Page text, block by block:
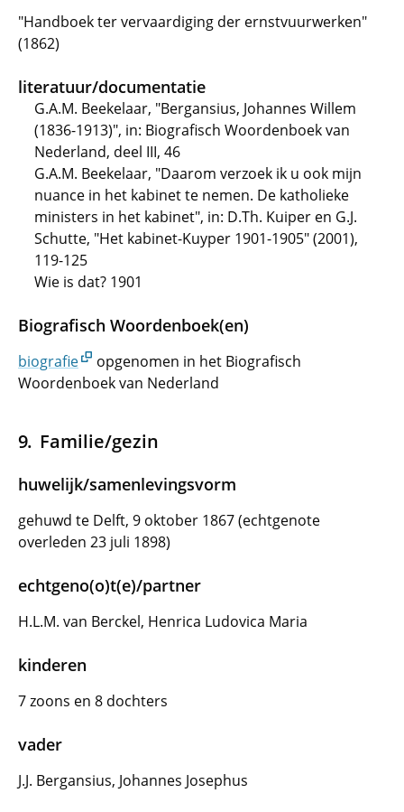
"Handboek ter vervaardiging der ernstvuurwerken"
(1862)
literatuur/documentatie
G.A.M. Beekelaar, "Bergansius, Johannes Willem
(1836-1913)", in: Biografisch Woordenboek van
Nederland, deel III, 46
G.A.M. Beekelaar, "Daarom verzoek ik u ook mijn
nuance in het kabinet te nemen. De katholieke
ministers in het kabinet", in: D.Th. Kuiper en G.J.
Schutte, "Het kabinet-Kuyper 1901-1905" (2001),
119-125
Wie is dat? 1901
Biografisch Woordenboek(en)
biografie
opgenomen in het Biografisch
Woordenboek van Nederland
Familie/gezin
huwelijk/samenlevingsvorm
gehuwd te Delft, 9 oktober 1867 (echtgenote
overleden 23 juli 1898)
echtgeno(o)t(e)/partner
H.L.M. van Berckel, Henrica Ludovica Maria
kinderen
7 zoons en 8 dochters
vader
J.J. Bergansius, Johannes Josephus